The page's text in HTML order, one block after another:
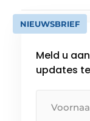
NIEUWSBRIEF
Meld u
updates